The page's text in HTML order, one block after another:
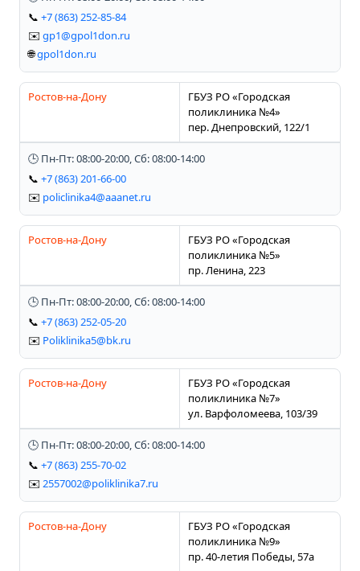
📞 +7 (863) 252-85-84
✉️ gp1@gpol1don.ru
🌐gpol1don.ru
Ростов-на-Дону
ГБУЗ РО «Городская
поликлиника №4»
пер. Днепровский, 122/1
🕒 Пн-Пт: 08:00-20:00, Сб: 08:00-14:00
📞 +7 (863) 201-66-00
✉️ policlinika4@aaanet.ru
Ростов-на-Дону
ГБУЗ РО «Городская
поликлиника №5»
пр. Ленина, 223
🕒 Пн-Пт: 08:00-20:00, Сб: 08:00-14:00
📞 +7 (863) 252-05-20
✉️ Poliklinika5@bk.ru
Ростов-на-Дону
ГБУЗ РО «Городская
поликлиника №7»
ул. Варфоломеева, 103/39
🕒 Пн-Пт: 08:00-20:00, Сб: 08:00-14:00
📞 +7 (863) 255-70-02
✉️ 2557002@poliklinika7.ru
Ростов-на-Дону
ГБУЗ РО «Городская
поликлиника №9»
пр. 40-летия Победы, 57а